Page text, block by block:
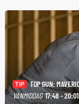
TIP
TOP GUN:
VANMIDDAG 17:48 - 20:01